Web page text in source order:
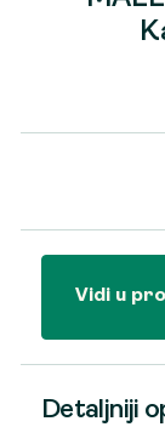
Vidi u
Detaljniji